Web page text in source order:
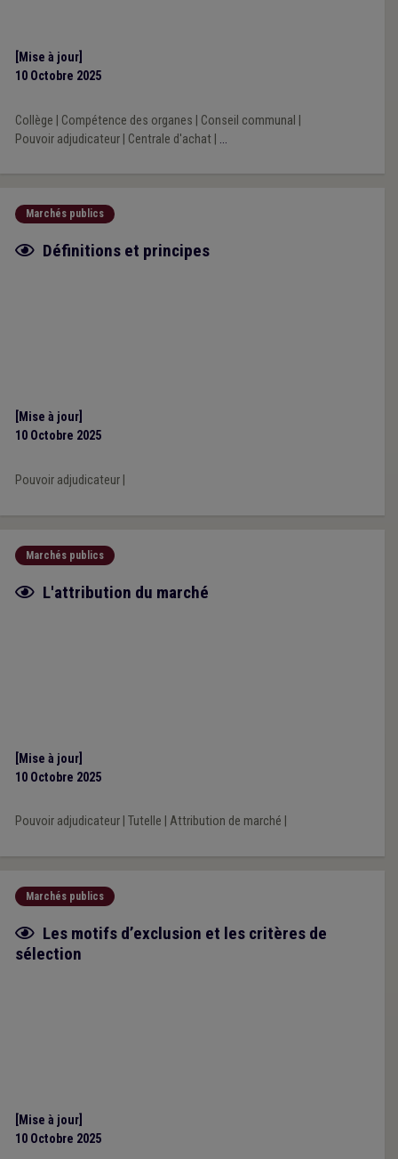
[Mise à jour]
10 Octobre 2025
Collège Compétence des organes Conseil communal
Pouvoir adjudicateur| Centrale d'achat| ...
Marchés publics
Fiche focus
Définitions et principes
[Mise à jour]
10 Octobre 2025
Pouvoir adjudicateur|
Marchés publics
Fiche focus
L'attribution du marché
[Mise à jour]
10 Octobre 2025
Pouvoir adjudicateur| Tutelle Attribution de marché
Marchés publics
Fiche focus
Les motifs d’exclusion et les critères de
sélection
[Mise à jour]
10 Octobre 2025